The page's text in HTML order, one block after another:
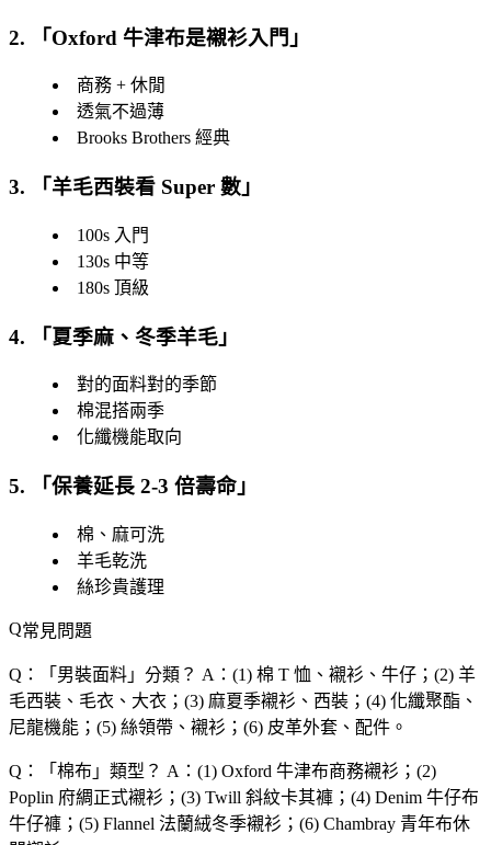
2. 「Oxford 牛津布是襯衫入門 」
商務 + 休閒
透氣不過薄
Brooks Brothers 經典
3. 「 羊毛西裝看 Super 數 」
100s 入門
130s 中等
180s 頂級
4. 「夏季麻、冬季羊毛 」
對的面料對的季節
棉混搭兩季
化纖機能取向
5. 「保養延長 2-3 倍壽命 」
棉、麻可洗
羊毛乾洗
絲珍貴護理
常見問題
Q：「 男裝面料 」分類？ A：(1) 棉 T 恤、襯衫、牛仔；(2) 羊
毛西裝、毛衣、大衣；(3) 麻夏季襯衫、西裝；(4) 化纖聚酯、
尼龍機能；(5) 絲領帶、襯衫；(6) 皮革外套、配件。
Q：「 棉布 」類型？ A：(1) Oxford 牛津布商務襯衫；(2)
Poplin 府綢正式襯衫；(3) Twill 斜紋卡其褲；(4) Denim 牛仔布
牛仔褲；(5) Flannel 法蘭絨冬季襯衫；(6) Chambray 青年布休